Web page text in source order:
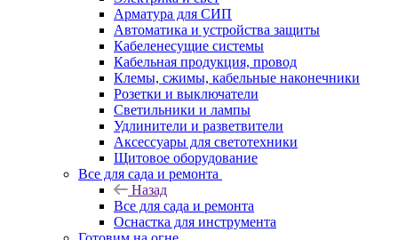
Арматура для СИП
Автоматика и устройства защиты
Кабеленесущие системы
Кабельная продукция, провод
Клемы, сжимы, кабельные наконечники
Розетки и выключатели
Светильники и лампы
Удлинители и разветвители
Аксессуары для светотехники
Щитовое оборудование
Все для сада и ремонта
Назад
Все для сада и ремонта
Оснастка для инструмента